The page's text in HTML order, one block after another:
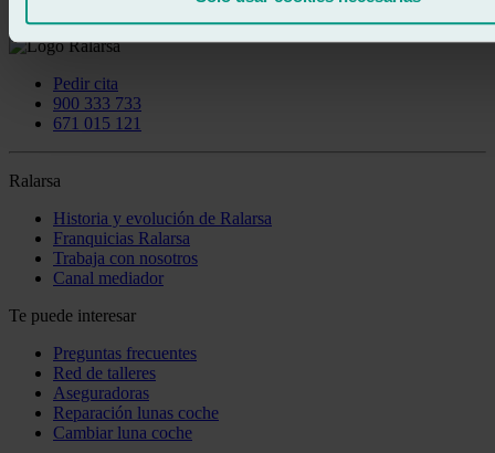
Disponemos de una red de más de 250 talleres Ralarsa
Pedir cita
900 333 733
671 015 121
Ralarsa
Historia y evolución de Ralarsa
Franquicias Ralarsa
Trabaja con nosotros
Canal mediador
Te puede interesar
Preguntas frecuentes
Red de talleres
Aseguradoras
Reparación lunas coche
Cambiar luna coche